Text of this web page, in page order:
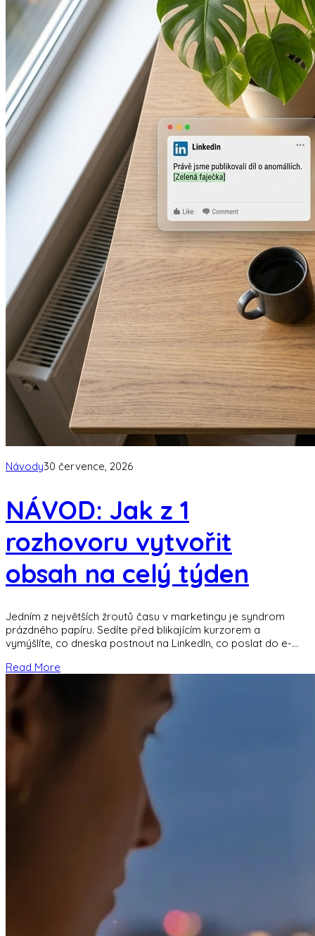
Návody30 července, 2026
NÁVOD: Jak z 1
rozhovoru vytvořit
obsah na celý týden
Jedním z největších žroutů času v marketingu je syndrom
prázdného papíru. Sedíte před blikajícím kurzorem a
vymýšlíte, co dneska postnout na LinkedIn, co poslat do e-
Read More